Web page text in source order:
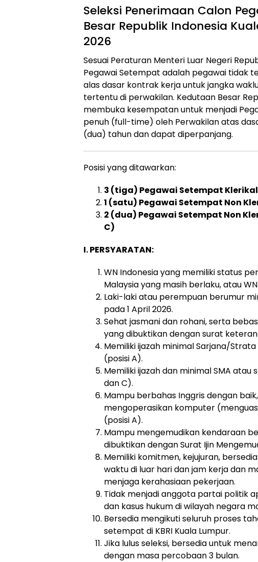
Seleksi Penerimaan Calon
Besar Republik Indonesia
2026
Sesuai Peraturan Menteri Luar Negeri
Pegawai Setempat adalah pegawai tidak
alas dasar kontrak kerja untuk jangka
tertentu di perwakilan. Kedutaan Besar
membuka kesempatan untuk menjadi
penuh (full-time) oleh Perwakilan atas
(dua) tahun dan dapat diperpanjang.
Posisi yang ditawarkan:
3 (tiga) Pegawai Setempat
1 (satu) Pegawai Setempat Non
2 (dua) Pegawai Setempat Non
C)
I. PERSYARATAN:
WN Indonesia yang memiliki status
Malaysia yang masih berlaku, atau
Laki-laki atau perempuan berumur
pada 1 April 2026.
Sehat jasmani dan rohani, serta
yang dibuktikan dengan surat
Memiliki ijazah minimal Sarjana/
(posisi A).
Memiliki ijazah dan minimal SMA atau
dan C).
Mampu berbahas Inggris dengan
mengoperasikan komputer
(posisi A).
Mampu mengemudikan kendaraan
dibuktikan dengan Surat Ijin
Memiliki komitmen, kejujuran,
waktu di luar hari dan jam kerja dan
menjaga kerahasiaan pekerjaan.
Tidak menjadi anggota partai politik
dan kasus hukum di wilayah negara
Bersedia mengikuti seluruh proses
setempat di KBRI Kuala Lumpur.
Jika lulus seleksi, bersedia untuk
dengan masa percobaan 3 bulan.